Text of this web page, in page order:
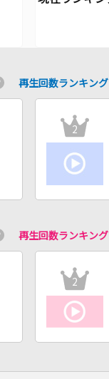
再生回数ランキング
2
再生回数ランキング
2